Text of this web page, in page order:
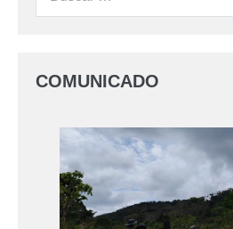
COMUNICADO